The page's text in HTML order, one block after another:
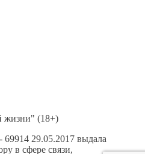
жизни" (18+)
29.05.2017 выдала
в сфере связи,